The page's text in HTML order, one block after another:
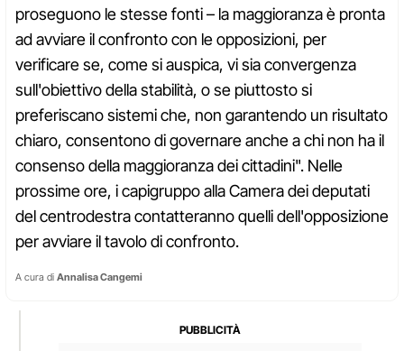
proseguono le stesse fonti – la maggioranza è pronta
ad avviare il confronto con le opposizioni, per
verificare se, come si auspica, vi sia convergenza
sull'obiettivo della stabilità, o se piuttosto si
preferiscano sistemi che, non garantendo un risultato
chiaro, consentono di governare anche a chi non ha il
consenso della maggioranza dei cittadini". Nelle
prossime ore, i capigruppo alla Camera dei deputati
del centrodestra contatteranno quelli dell'opposizione
per avviare il tavolo di confronto.
A cura di Annalisa Cangemi